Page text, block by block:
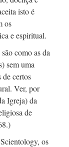
isto é
os
e espiritual.
como as da
sem uma
certos
Ver, por
Igreja) da
de
os